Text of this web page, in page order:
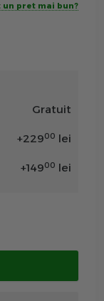
un pret mai bun?
Gratuit
+22900 lei
+14900 lei